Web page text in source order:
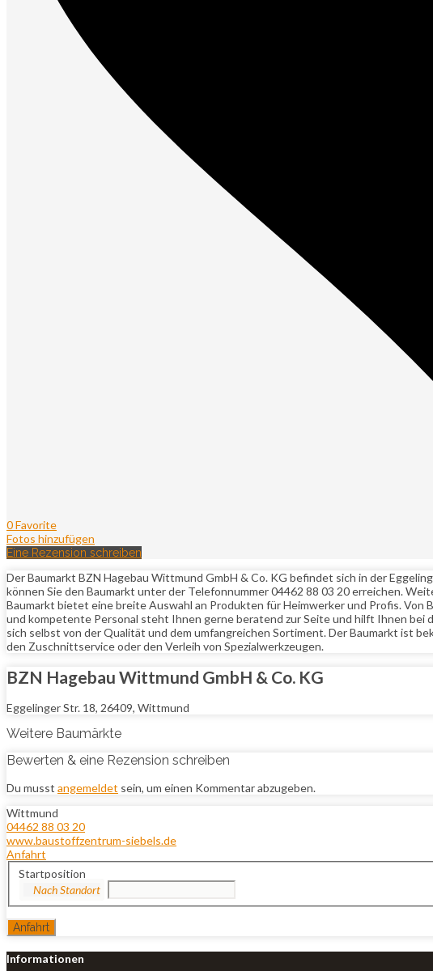
0 Favorite
Fotos hinzufügen
Eine Rezension schreiben
Der Baumarkt BZN Hagebau Wittmund GmbH & Co. KG befindet sich in der
können Sie den Baumarkt unter der Telefonnummer 04462 88 03 20 erreichen.
Baumarkt bietet eine breite Auswahl an Produkten für Heimwerker und Profis.
und kompetente Personal steht Ihnen gerne beratend zur Seite und hilft Ihnen bei
sich selbst von der Qualität und dem umfangreichen Sortiment. Der Baumarkt ist
den Zuschnittservice oder den Verleih von Spezialwerkzeugen.
BZN Hagebau Wittmund GmbH & Co. KG
Eggelinger Str. 18, 26409, Wittmund
Weitere Baumärkte
Bewerten & eine Rezension schreiben
Du musst angemeldet sein, um einen Kommentar abzugeben.
Wittmund
04462 88 03 20
www.baustoffzentrum-siebels.de
Anfahrt
Startposition
Informationen